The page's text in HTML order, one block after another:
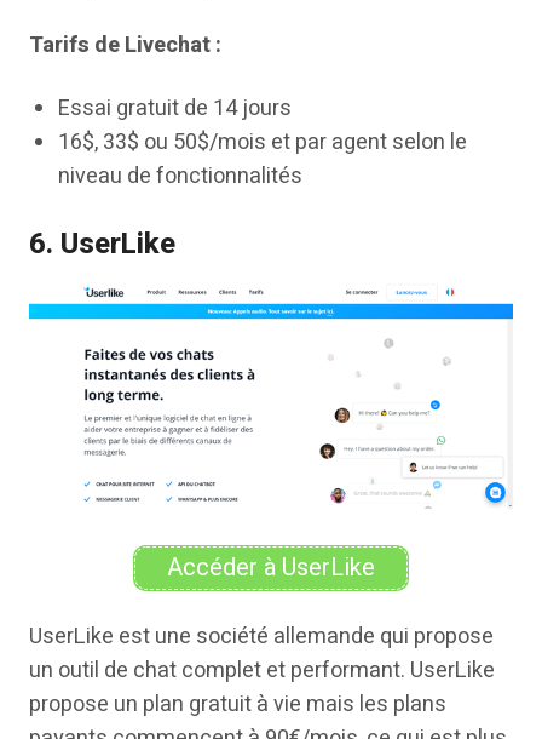
Tarifs de Livechat :
Essai gratuit de 14 jours
16$, 33$ ou 50$/mois et par agent selon le
niveau de fonctionnalités
6. UserLike
Accéder à UserLike
UserLike est une société allemande qui propose
un outil de chat complet et performant. UserLike
propose un plan gratuit à vie mais les plans